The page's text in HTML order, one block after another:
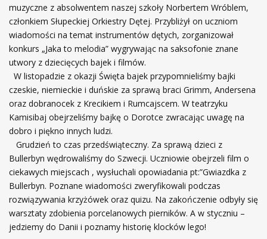
muzyczne z absolwentem naszej szkoły Norbertem Wróblem,
członkiem Słupeckiej Orkiestry Dętej. Przybliżył on uczniom
wiadomości na temat instrumentów dętych, zorganizował
konkurs „Jaka to melodia” wygrywając na saksofonie znane
utwory z dziecięcych bajek i filmów.
W listopadzie z okazji Święta bajek przypomnieliśmy bajki
czeskie, niemieckie i duńskie za sprawą braci Grimm, Andersena
oraz dobranocek z Krecikiem i Rumcajscem. W teatrzyku
Kamisibaj obejrzeliśmy bajkę o Dorotce zwracając uwagę na
dobro i piękno innych ludzi.
Grudzień to czas przedświąteczny. Za sprawą dzieci z
Bullerbyn wędrowaliśmy do Szwecji. Uczniowie obejrzeli film o
ciekawych miejscach , wysłuchali opowiadania pt:”Gwiazdka z
Bullerbyn. Poznane wiadomości zweryfikowali podczas
rozwiązywania krzyżówek oraz quizu. Na zakończenie odbyły się
warsztaty zdobienia porcelanowych pierników. A w styczniu –
jedziemy do Danii i poznamy historię klocków lego!